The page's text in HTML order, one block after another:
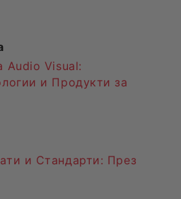
Audio Visual:
и Продукти за
и Стандарти: През